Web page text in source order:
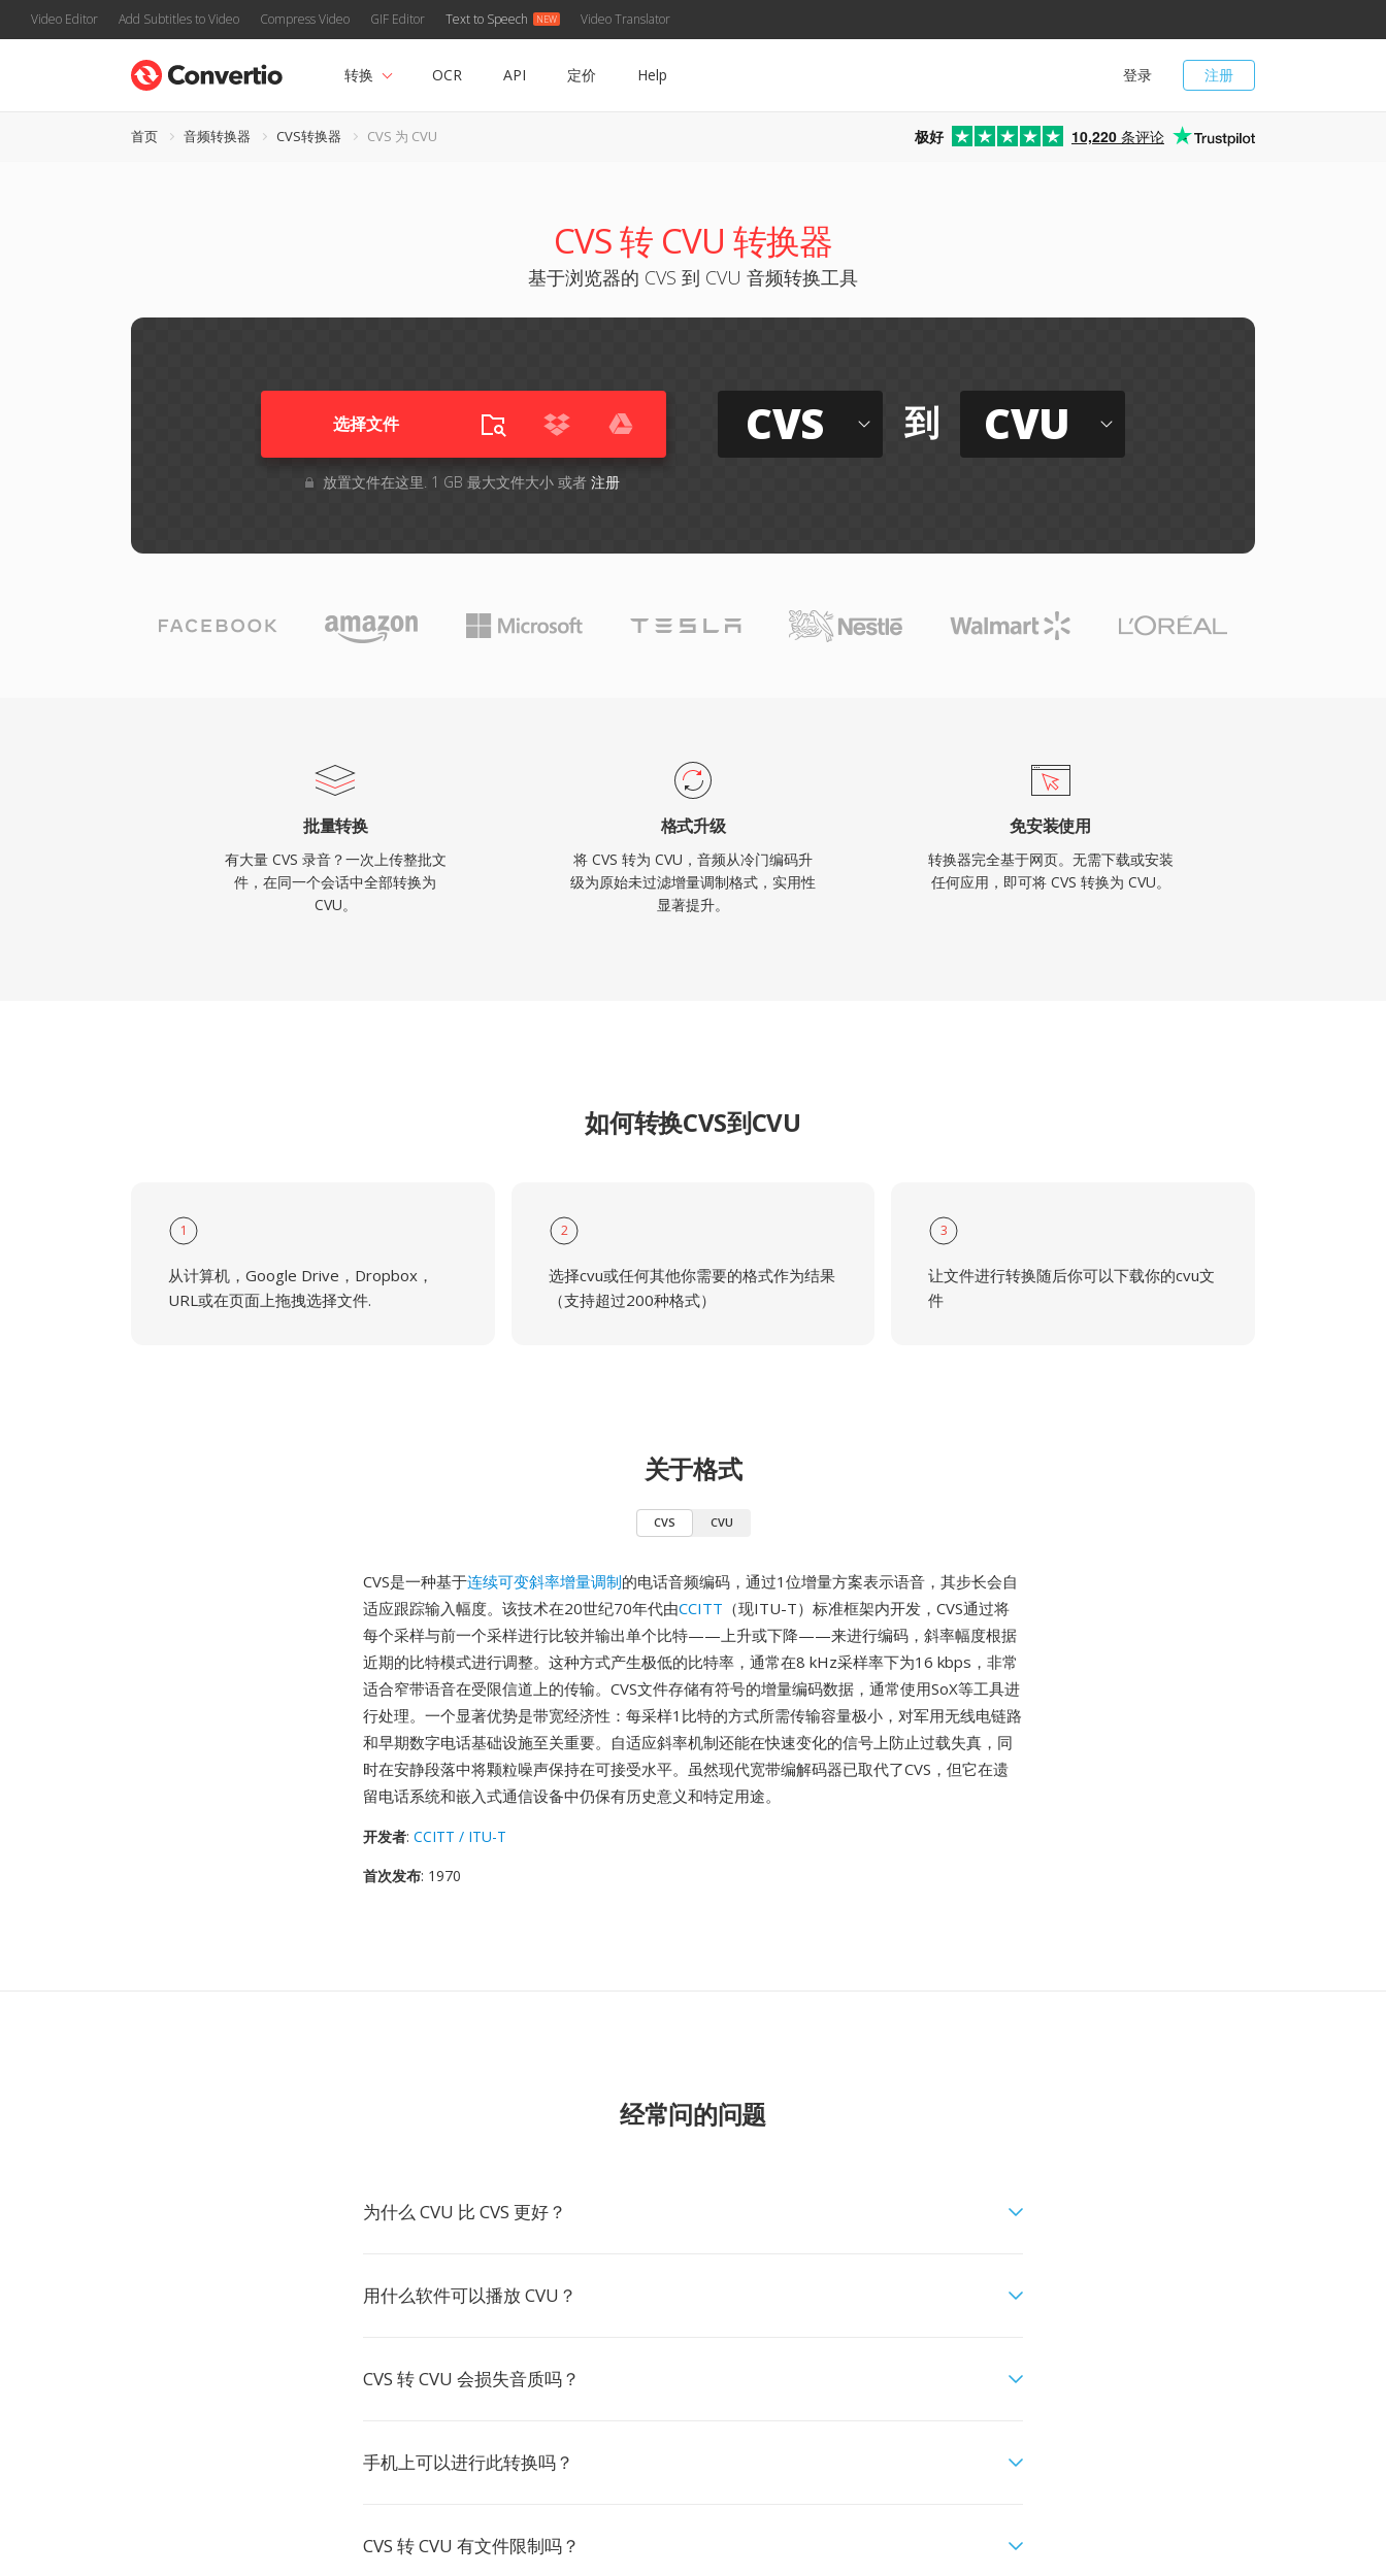
Video Editor Add Subtitles to Video Compress Video GIF Editor Text to Speech Video Translator
注册
登录
转换 OCR API 定价 Help
首页 音频转换器 CVS转换器 CVS 为 CVU 极好 10,220 条评论
CVS 转 CVU 转换器
基于浏览器的 CVS 到 CVU 音频转换工具
选择文件
放置文件在这里. 1 GB 最大文件大小 或者 注册
CVS 到 CVU
批量转换
有大量 CVS 录音？一次上传整批文
件，在同一个会话中全部转换为
CVU。
格式升级
将 CVS 转为 CVU，音频从冷门编码升
级为原始未过滤增量调制格式，实用性
显著提升。
免安装使用
转换器完全基于网页。无需下载或安装
任何应用，即可将 CVS 转换为 CVU。
如何转换CVS到CVU
1
从计算机，Google Drive，Dropbox，
URL或在页面上拖拽选择文件.
2
选择cvu或任何其他你需要的格式作为结果
（支持超过200种格式）
3
让文件进行转换随后你可以下载你的cvu文
件
关于格式
CVS CVU
CVS是一种基于连续可变斜率增量调制的电话音频编码，通过1位增量方案表示语音，其步长会自
适应跟踪输入幅度。该技术在20世纪70年代由CCITT （现ITU-T）标准框架内开发，CVS通过将
每个采样与前一个采样进行比较并输出单个比特——上升或下降——来进行编码，斜率幅度根据
近期的比特模式进行调整。这种方式产生极低的比特率，通常在8 kHz采样率下为16 kbps，非常
适合窄带语音在受限信道上的传输。CVS文件存储有符号的增量编码数据，通常使用SoX等工具进
行处理。一个显著优势是带宽经济性：每采样1比特的方式所需传输容量极小，对军用无线电链路
和早期数字电话基础设施至关重要。自适应斜率机制还能在快速变化的信号上防止过载失真，同
时在安静段落中将颗粒噪声保持在可接受水平。虽然现代宽带编解码器已取代了CVS，但它在遗
留电话系统和嵌入式通信设备中仍保有历史意义和特定用途。
开发者: CCITT / ITU-T
首次发布: 1970
经常问的问题
为什么 CVU 比 CVS 更好？
用什么软件可以播放 CVU？
CVS 转 CVU 会损失音质吗？
手机上可以进行此转换吗？
CVS 转 CVU 有文件限制吗？